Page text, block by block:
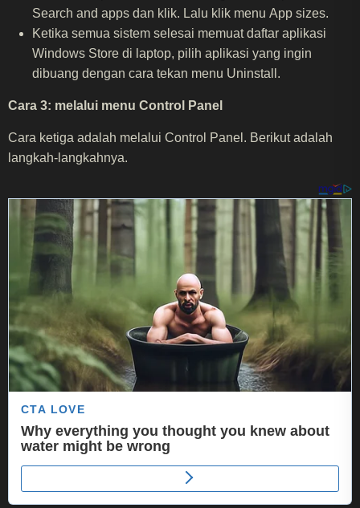
Search and apps dan klik. Lalu klik menu App sizes.
Ketika semua sistem selesai memuat daftar aplikasi
Windows Store di laptop, pilih aplikasi yang ingin
dibuang dengan cara tekan menu Uninstall.
Cara 3: melalui menu Control Panel
Cara ketiga adalah melalui Control Panel. Berikut adalah
langkah-langkahnya.